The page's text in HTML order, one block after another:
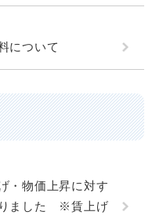
について
・物価上昇に対す
りました ※賃上げ